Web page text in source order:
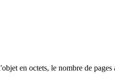
en octets, le nombre de